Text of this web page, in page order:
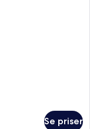
Se priser